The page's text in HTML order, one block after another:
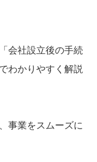
会社設立後の手続
わかりやすく解説
事業をスムーズに